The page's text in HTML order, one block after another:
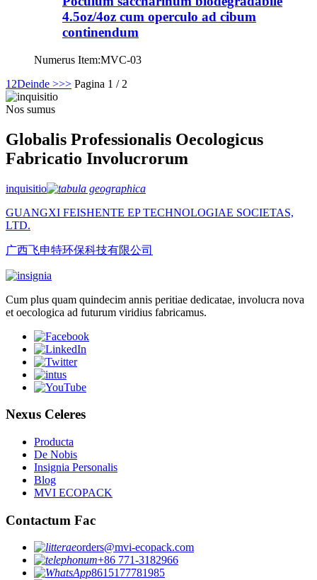
4.5oz/4oz cum operculo ad cibum
continendum
Numerus Item:MVC-03
1 2Deinde >>> Pagina 1 / 2
Nos sumus
Globalis Professionalis Oecologicus
Fabricatio Involucrorum
inquisitio
GUANGXI FEISHENTE EP TECHNOLOGIAE SOCIETAS,
LTD.
广西飞申特环保科技有限公司
Cum plus quam quindecim annis peritiae dedicatae, involucra nova
et oecologica ad futurum viridius fabricamus.
Nexus Celeres
Producta
De Nobis
Insignia Personalis
Blog
MVI ECOPACK
Contactum Fac
orders@mvi-ecopack.com
+86 771-3182966
8615177781985